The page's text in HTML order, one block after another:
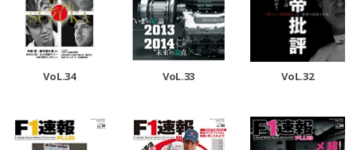
VoL.34 VoL.33 VoL.32